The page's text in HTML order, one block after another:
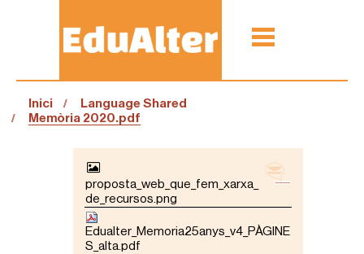
Inici
Language Shared
Memòria 2020.pdf
N
A
V
E
G
A
proposta_web_que_fem_xarxa_
de_recursos.png
Edualter_Memoria25anys_v4_PÀGINE
S_alta.pdf